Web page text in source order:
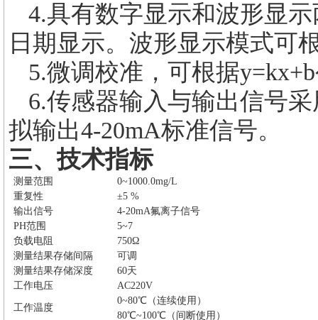
4.具有数字显示和波形显
日期显示。波形显示模式可
5.微调校准，可根据
6.传感器输入与输出信号
拟输出4-20mA标准信号。
三、技术指标
测量范围
0~1000.0mg/L
重复性
±5 %
输出信号
4-20mA氟离子信号
PH范围
5~7
负载电阻
750Ω
测量结果存储间隔
可调
测量结果存储深度
60天
工作电压
AC220V
工作温度
0~80℃（连续使用）
80℃~100℃（间断使用）